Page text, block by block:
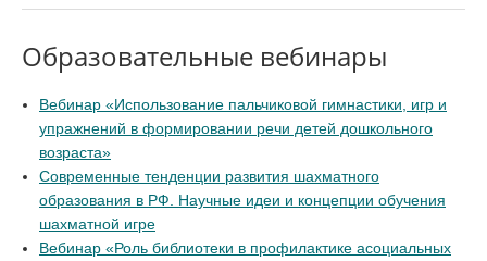
Образовательные вебинары
Вебинар «Использование пальчиковой гимнастики, игр и
упражнений в формировании речи детей дошкольного
возраста»
Современные тенденции развития шахматного
образования в РФ. Научные идеи и концепции обучения
шахматной игре
Вебинар «Роль библиотеки в профилактике асоциальных